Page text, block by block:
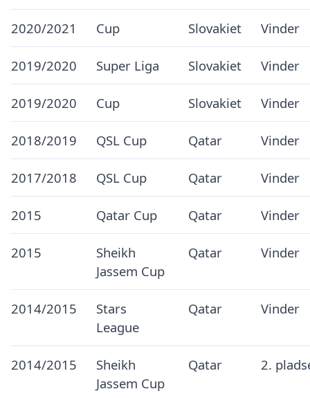
2020/2021 Cup Slovakiet Vinder
2019/2020 Super Liga Slovakiet Vinder
2019/2020 Cup Slovakiet Vinder
2018/2019 QSL Cup Qatar Vinder
2017/2018 QSL Cup Qatar Vinder
2015 Qatar Cup Qatar Vinder
2015
Sheikh
Jassem Cup
Qatar Vinder
2014/2015
Stars
League
Qatar Vinder
2014/2015
Sheikh
Jassem Cup
Qatar 2.